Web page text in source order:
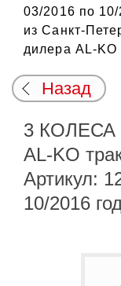
03/2016 по 10/
из Санкт-
дилера AL-KO
Назад
3
AL-KO
Артикул:
10/2016